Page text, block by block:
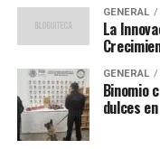
Energía, los precios
más del 250% en el
incremento en los
para millones de
Opiniones
GENERAL
La
GENERAL
Binomio
dulces